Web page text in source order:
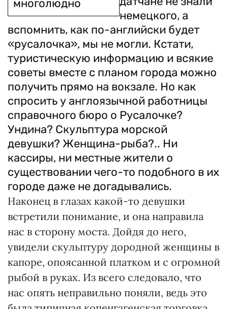
многолюдно
немецкого, а
вспомнить, как по-английски будет
«русалочка», мы не могли. Кстати,
туристическую информацию и всякие
советы вместе с планом города можно
получить прямо на вокзале. Но как
спросить у англоязычной работницы
справочного бюро о Русалочке?
Ундина? Скульптура морской
девушки? Женщина-рыба?.. Ни
кассиры, ни местные жители о
существовании чего-то подобного в их
городе даже не догадывались.
Наконец в глазах какой-то девушки
встретили понимание, и она направила
нас в сторону моста. Дойдя до него,
увидели скульптуру дородной женщины в
капоре, опоясанной платком и с огромной
рыбой в руках. Из всего следовало, что
нас опять неправильно поняли, ведь это